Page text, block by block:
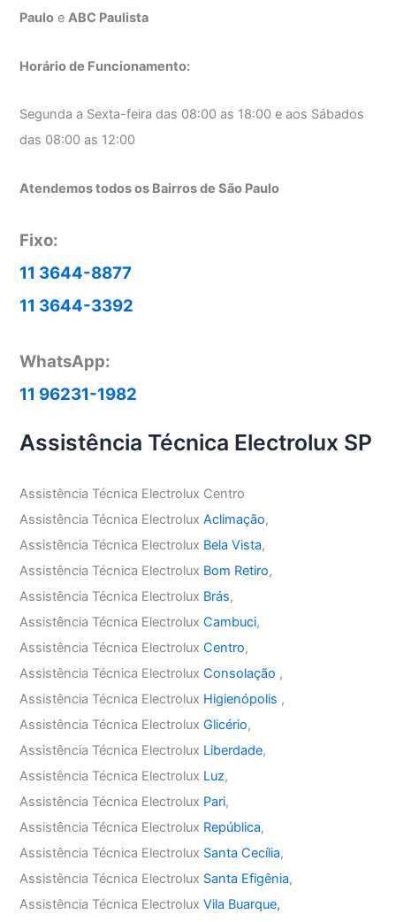
Paulo eABC Paulista
Horário de Funcionamento:
Segunda a Sexta-feira das 08:00 as 18:00 e aos Sábados
das 08:00 as 12:00
Atendemos todos os Bairros de São Paulo
Fixo:
11 3644-8877
11 3644-3392
WhatsApp:
11 96231-1982
Assistência Técnica Electrolux SP
Assistência Técnica Electrolux Centro
Assistência Técnica ElectroluxAclimação,
Assistência Técnica Electrolux Bela Vista,
Assistência Técnica Electrolux Bom Retiro,
Assistência Técnica Electrolux Brás,
Assistência Técnica ElectroluxCambuci,
Assistência Técnica ElectroluxCentro,
Assistência Técnica ElectroluxConsolação ,
Assistência Técnica Electrolux Higienópolis ,
Assistência Técnica ElectroluxGlicério,
Assistência Técnica Electrolux Liberdade,
Assistência Técnica Electrolux Luz,
Assistência Técnica Electrolux Pari,
Assistência Técnica Electrolux República,
Assistência Técnica Electrolux Santa Cecília,
Assistência Técnica Electrolux Santa Efigênia,
Assistência Técnica ElectroluxVila Buarque,